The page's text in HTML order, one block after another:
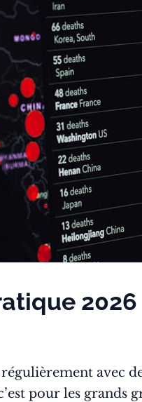
2026
avec
pour les grands